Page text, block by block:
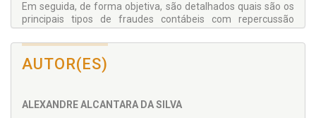
Em seguida, de forma objetiva, são detalhados quais são os
principais tipos de fraudes contábeis com repercussão
tributária, demonstrando os cuidados que devem ser
dispensados quando do processo de auditoria fisco-contábil.
Finalmente são discutidas as repercussões penais da fraude
a produção de provas e a apresentação de criteriosa seleção
AUTOR(ES)
ALEXANDRE ALCANTARA DA SILVA